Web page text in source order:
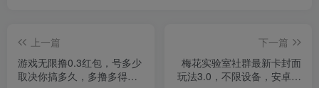
上一篇
游戏无限撸0.3红包，号多少
取决你搞多久，多撸多得，
下一篇
梅花实验室社群最新卡封面
玩法3.0，不限设备，安卓苹